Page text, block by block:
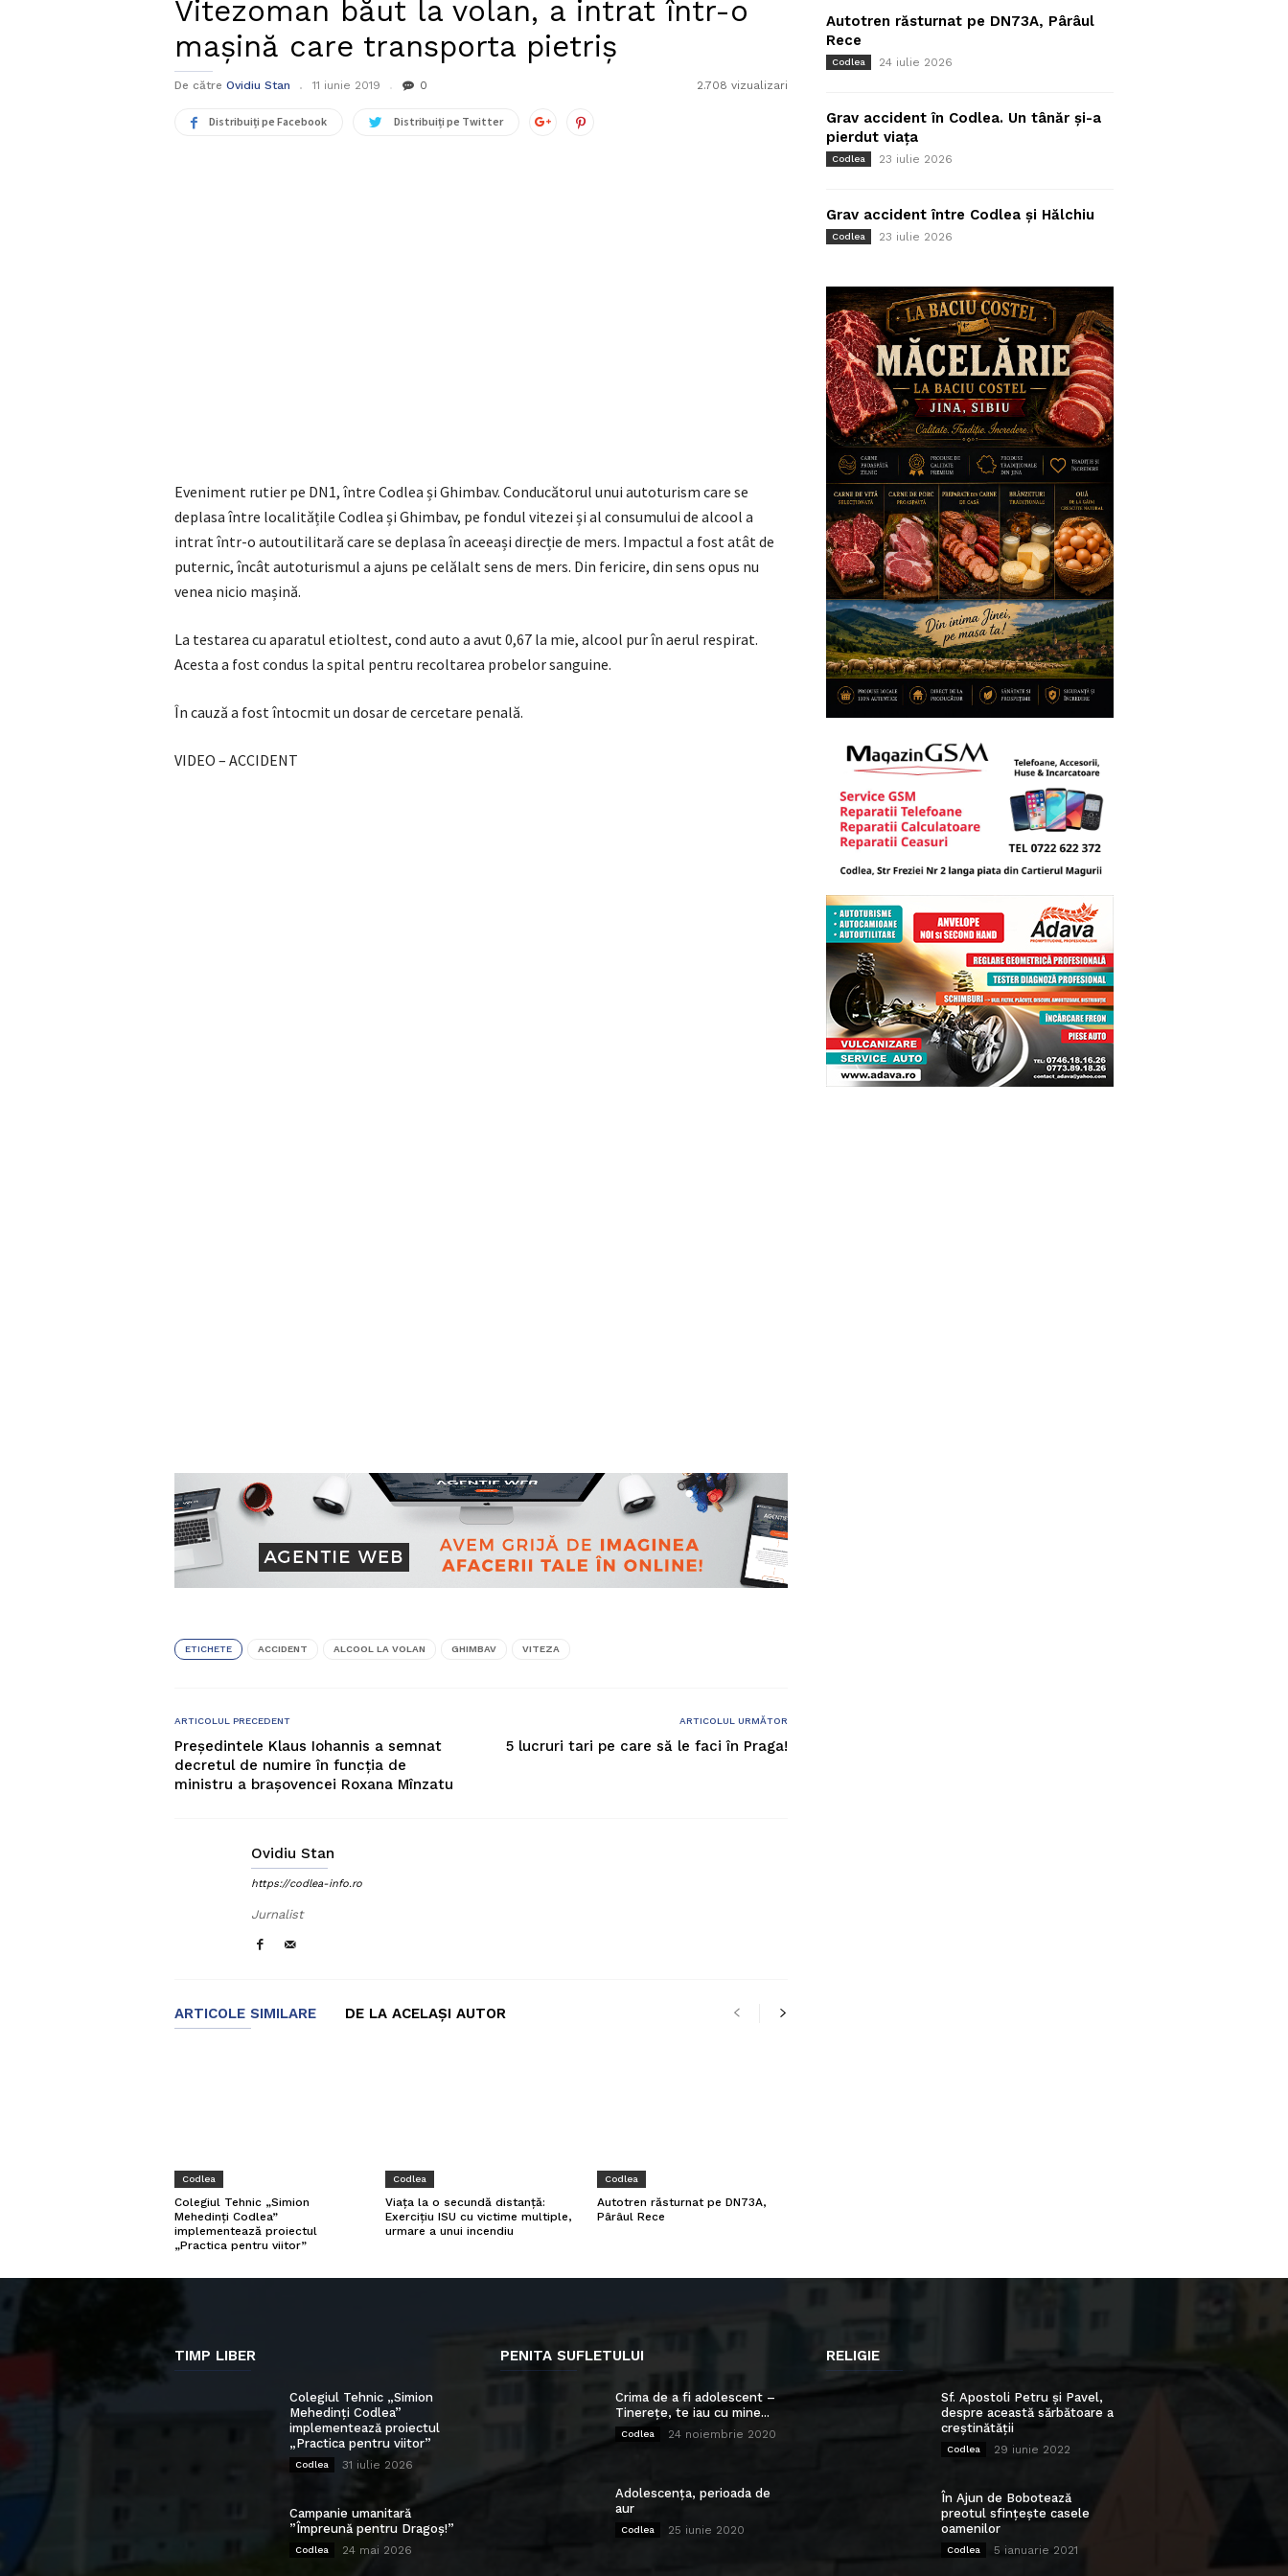
Vitezoman băut la volan, a intrat într-o
mașină care transporta pietriș
De către Ovidiu Stan 11 iunie 2019 0 2.708 vizualizari
Distribuiți pe Facebook Distribuiți pe Twitter
Eveniment rutier pe DN1, între Codlea și Ghimbav. Conducătorul unui autoturism care se
deplasa între localitățile Codlea și Ghimbav, pe fondul vitezei și al consumului de alcool a
intrat într-o autoutilitară care se deplasa în aceeași direcție de mers. Impactul a fost atât de
puternic, încât autoturismul a ajuns pe celălalt sens de mers. Din fericire, din sens opus nu
venea nicio mașină.
La testarea cu aparatul etioltest, cond auto a avut 0,67 la mie, alcool pur în aerul respirat.
Acesta a fost condus la spital pentru recoltarea probelor sanguine.
În cauză a fost întocmit un dosar de cercetare penală.
VIDEO – ACCIDENT
ETICHETE ACCIDENT ALCOOL LA VOLAN GHIMBAV VITEZA
ARTICOLUL PRECEDENT
Președintele Klaus Iohannis a semnat
decretul de numire în funcția de
ministru a brașovencei Roxana Mînzatu
ARTICOLUL URMĂTOR
5 lucruri tari pe care să le faci în Praga!
Ovidiu Stan
https://codlea-info.ro
Jurnalist
ARTICOLE SIMILARE DE LA ACELAȘI AUTOR
Codlea
Colegiul Tehnic „Simion
Mehedinți Codlea”
implementează proiectul
„Practica pentru viitor”
Codlea
Viața la o secundă distanță:
Exercițiu ISU cu victime multiple,
urmare a unui incendiu
Codlea
Autotren răsturnat pe DN73A,
Pârâul Rece
Autotren răsturnat pe DN73A, Pârâul
Rece
Codlea 24 iulie 2026
Grav accident în Codlea. Un tânăr și-a
pierdut viața
Codlea 23 iulie 2026
Grav accident între Codlea și Hălchiu
Codlea 23 iulie 2026
TIMP LIBER
Colegiul Tehnic „Simion
Mehedinți Codlea”
implementează proiectul
„Practica pentru viitor”
Codlea 31 iulie 2026
Campanie umanitară
”Împreună pentru Dragoș!”
Codlea 24 mai 2026
PENITA SUFLETULUI
Crima de a fi adolescent –
Tinerețe, te iau cu mine...
Codlea 24 noiembrie 2020
Adolescența, perioada de
aur
Codlea 25 iunie 2020
RELIGIE
Sf. Apostoli Petru și Pavel,
despre această sărbătoare a
creștinătății
Codlea 29 iunie 2022
În Ajun de Bobotează
preotul sfințește casele
oamenilor
Codlea 5 ianuarie 2021